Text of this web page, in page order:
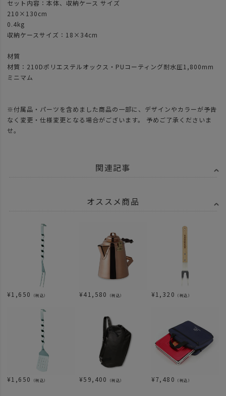
セット内容：本体、収納ケース サイズ
210×130cm
0.4kg
収納ケースサイズ：18×34cm
材質
材質：210Dポリエステルオックス・PUコーティング耐水圧1,800mm
ミニマム
※付属品・パーツを含めました商品の一部に、デザインやカラーが予告
なく変更・仕様変更となる場合がございます。 予めご了承くださいま
せ。
関連記事
オススメ商品
¥1,650 （税込） ¥41,580 （税込） ¥1,320 （税込）
¥1,650 （税込） ¥59,400 （税込） ¥7,480 （税込）